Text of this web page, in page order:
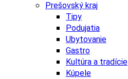
Prešovský kraj
Tipy
Podujatia
Ubytovanie
Gastro
Kultúra a tradície
Kúpele